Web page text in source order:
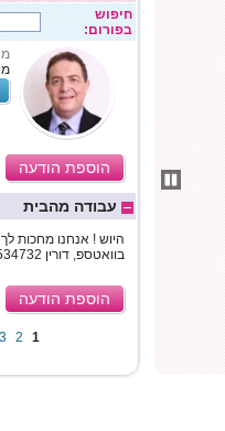
חיפוש
בפורום:
הוספת הודעה
עבודה מהבית
היוש ! אנחנו מחכות לך
בוואטספ, דורין 050-7534732 או ליטל 054-8818353
הוספת הודעה
1
2
3